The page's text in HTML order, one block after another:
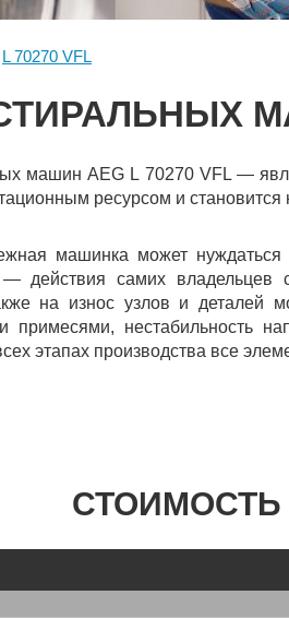
L 70270 VFL
машин AEG L 70270 VFL —
ресурсом и
машинка может
— действия самих владельцев
на износ узлов и деталей
примесями, нестабильность
этапах производства все